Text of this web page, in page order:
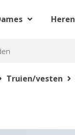
Heren
Truien/vesten